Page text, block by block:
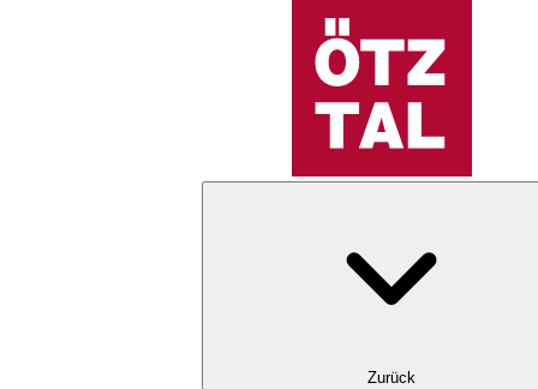
Zurück